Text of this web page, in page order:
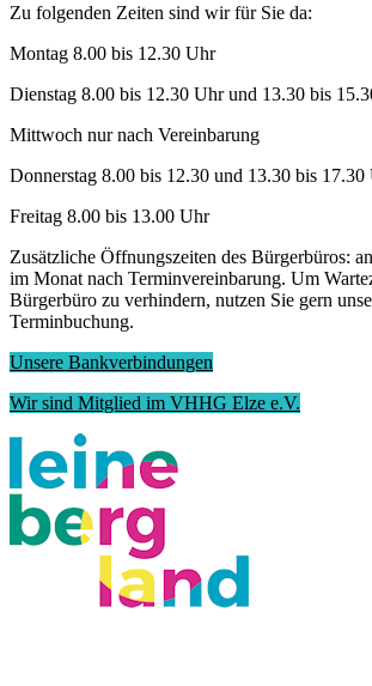
Zu folgenden Zeiten sind wir für Sie da:
Montag 8.00 bis 12.30 Uhr
Dienstag 8.00 bis 12.30 Uhr und 13.30 bis
Mittwoch nur nach Vereinbarung
Donnerstag 8.00 bis 12.30 und 13.30 bis 17.30
Freitag 8.00 bis 13.00 Uhr
Zusätzliche Öffnungszeiten des Bürgerbüros:
im Monat nach Terminvereinbarung. Um
Bürgerbüro zu verhindern, nutzen Sie gern
Terminbuchung.
Unsere Bankverbindungen
Wir sind Mitglied im VHHG Elze e.V.